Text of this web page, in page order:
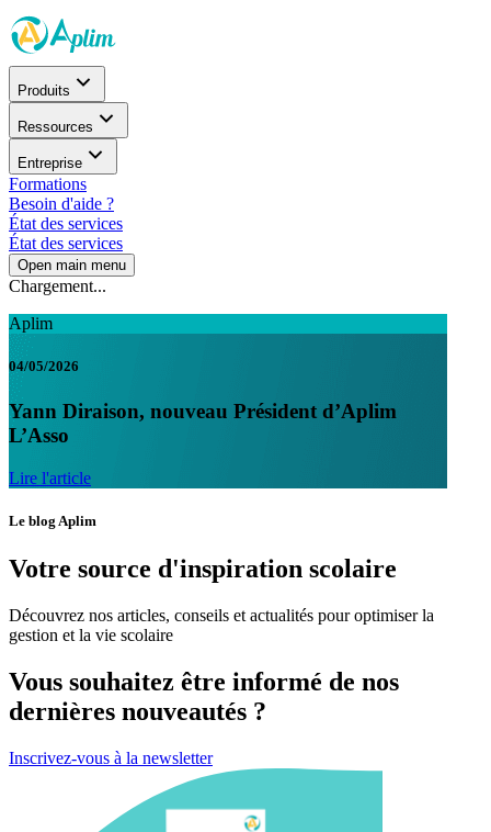
Produits
Ressources
Entreprise
Formations
Besoin d'aide ?
État des services
État des services
Open main menu
Chargement...
Aplim
04/05/2026
Yann Diraison, nouveau Président d’Aplim
L’Asso
Lire l'article
Le blog Aplim
Votre source d'inspiration scolaire
Découvrez nos articles, conseils et actualités pour optimiser la
gestion et la vie scolaire
Vous souhaitez être informé de nos
dernières nouveautés ?
Inscrivez-vous à la newsletter